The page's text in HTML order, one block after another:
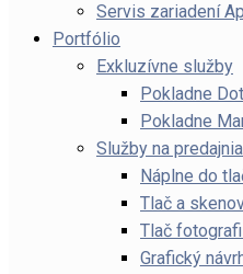
Servis zariadení
Portfólio
Exkluzívne služby
Pokladne
Pokladne
Služby na
Náplne do
Tlač a
Tlač
Grafický